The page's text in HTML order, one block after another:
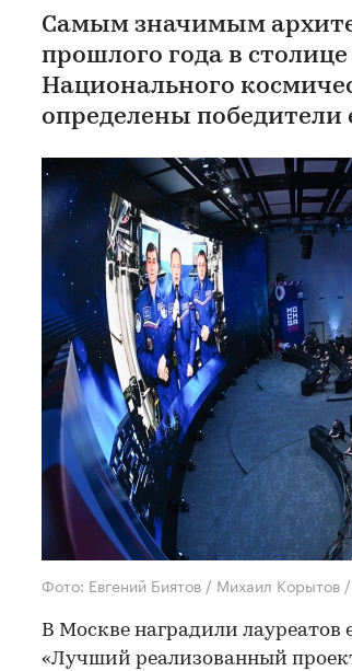
Самым значимым
прошлого года в
Национального
определены
Фото: Евгений Биятов / Михаил Корытов
В Москве наградили лауреатов
«Лучший реализованный